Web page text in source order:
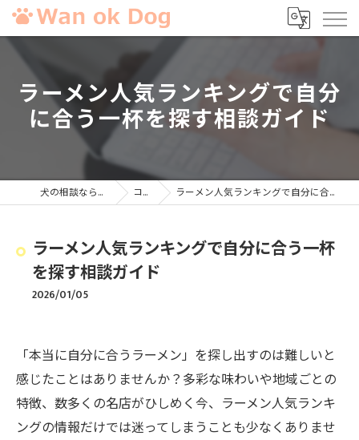
ラーメン人気ランキングで自分
に合う一杯を探す相談ガイド
犬の相談ならWan ok Dog コラム ラーメン人気ランキングで自分に合う一杯を探す相談ガイド
ラーメン人気ランキングで自分に合う一杯
を探す相談ガイド
2026/01/05
「本当に自分に合うラーメン」を探し出すのは難しいと
感じたことはありませんか？多彩な味わいや地域ごとの
特徴、数多くの名店がひしめく今、ラーメン人気ランキ
ングの情報だけでは迷ってしまうことも少なくありませ